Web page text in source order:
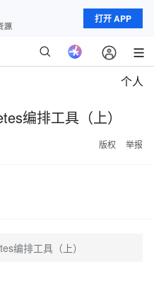
打开 APP
个人
编排工具（上）
版权 举报
编排工具（上）